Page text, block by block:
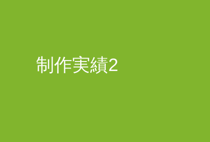
制作実績2